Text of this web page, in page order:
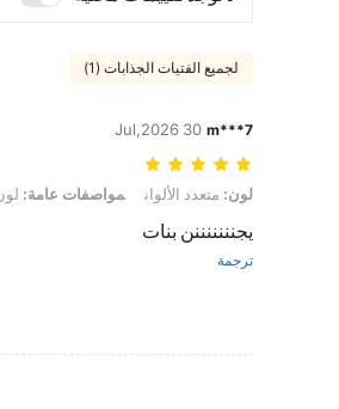
لجميع الفتيات الجذابات (1)
m***7
30 Jul,2026
لون: متعدد الألوان, مواصفات عامة: لون
لون: متعدد الألوان مواصفات عامة:
يجنننننننن بنات
ترجمة